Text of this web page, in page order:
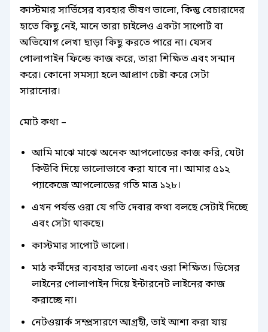
কাস্টমার সার্ভিসের ব্যবহার ভীষণ ভালো, কিন্তু বেচারাদের
হাতে কিছু নেই, মানে তারা চাইলেও একটা সাপোর্ট বা
অভিযোগ লেখা ছাড়া কিছু করতে পারে না। যেসব
পোলাপাইন ফিল্ডে কাজ করে, তারা শিক্ষিত এবং সন্মান
করে। কোনো সমস্যা হলে আপ্রাণ চেষ্টা করে সেটা
সারানোর।
মোট কথা –
আমি মাঝে মাঝে অনেক আপলোডের কাজ করি, যেটা
কিউবি দিয়ে ভালোভাবে করা যাবে না। আমার ৫১২
প্যাকেজে আপলোডের গতি মাত্র ১২৮।
এখন পর্যন্ত ওরা যে গতি দেবার কথা বলছে সেটাই দিচ্ছে
এবং সেটা থাকছে।
কাস্টমার সাপোর্ট ভালো।
মাঠ কর্মীদের ব্যবহার ভালো এবং ওরা শিক্ষিত। ডিসের
লাইনের পোলাপাইন দিয়ে ইন্টারনেট লাইনের কাজ
করাচ্ছে না।
নেটওয়ার্ক সম্প্রসারণে আগ্রহী, তাই আশা করা যায়